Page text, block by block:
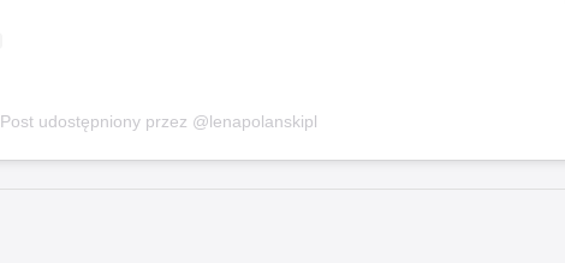
Post udostępniony przez @lenapolanskipl